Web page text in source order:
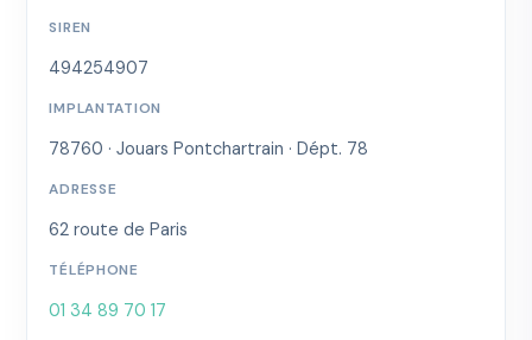
SIREN
494254907
IMPLANTATION
78760 · Jouars Pontchartrain · Dépt. 78
ADRESSE
62 route de Paris
TÉLÉPHONE
01 34 89 70 17